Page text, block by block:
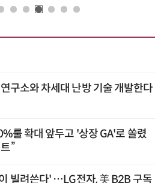
구소와 차세대 난방 기술 개발한다
룰 확대 앞두고 '상장 GA'로 쏠렸
”
빌려쓴다' …LG전자, 美 B2B 구독